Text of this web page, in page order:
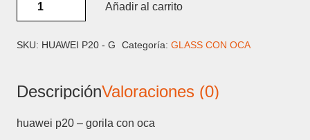
GORILA
cantidad
Añadir al carrito
SKU: HUAWEI P20 - G Categoría: GLASS CON OCA
DescripciónValoraciones (0)
huawei p20 – gorila con oca